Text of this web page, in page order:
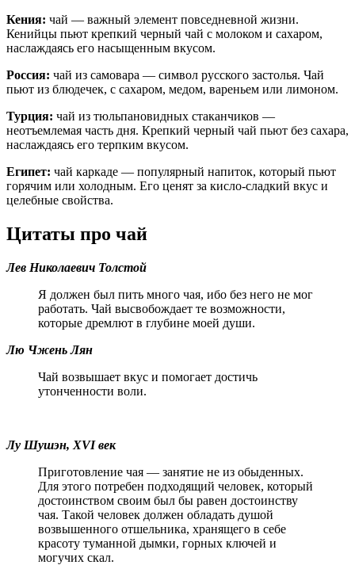
Кения: чай — важный элемент повседневной жизни.
Кенийцы пьют крепкий черный чай с молоком и сахаром,
наслаждаясь его насыщенным вкусом.
Россия: чай из самовара — символ русского застолья. Чай
пьют из блюдечек, с сахаром, медом, вареньем или лимоном.
Турция: чай из тюльпановидных стаканчиков —
неотъемлемая часть дня. Крепкий черный чай пьют без сахара,
наслаждаясь его терпким вкусом.
Египет: чай каркаде — популярный напиток, который пьют
горячим или холодным. Его ценят за кисло-сладкий вкус и
целебные свойства.
Цитаты про чай
Лев Николаевич Толстой
Я должен был пить много чая, ибо без него не мог
работать. Чай высвобождает те возможности,
которые дремлют в глубине моей души.
Лю Чжень Лян
Чай возвышает вкус и помогает достичь
утонченности воли.
Лу Шушэн, XVI век
Приготовление чая — занятие не из обыденных.
Для этого потребен подходящий человек, который
достоинством своим был бы равен достоинству
чая. Такой человек должен обладать душой
возвышенного отшельника, хранящего в себе
красоту туманной дымки, горных ключей и
могучих скал.